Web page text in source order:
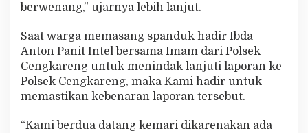
berwenang,” ujarnya lebih lanjut.
Saat warga memasang spanduk hadir Ibda
Anton Panit Intel bersama Imam dari Polsek
Cengkareng untuk menindak lanjuti laporan ke
Polsek Cengkareng, maka Kami hadir untuk
memastikan kebenaran laporan tersebut.
“Kami berdua datang kemari dikarenakan ada